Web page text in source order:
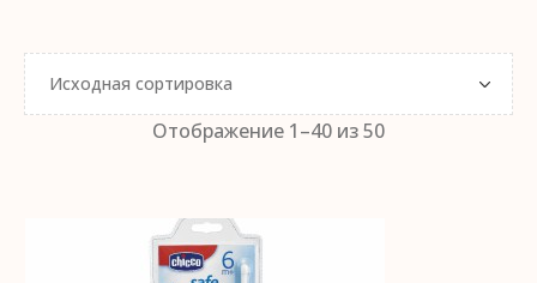
Отображение 1–40 из 50